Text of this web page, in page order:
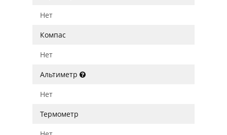
Нет
Компас
Нет
Альтиметр
Нет
Термометр